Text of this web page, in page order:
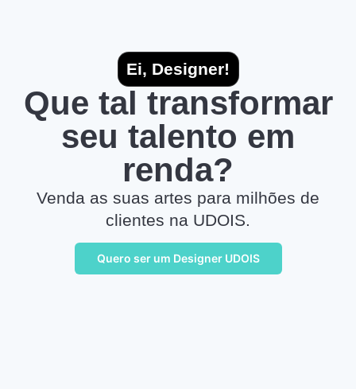
Ei, Designer!
Que tal transformar
seu talento em
renda?
Venda as suas artes para milhões de
clientes na UDOIS.
Quero ser um Designer UDOIS